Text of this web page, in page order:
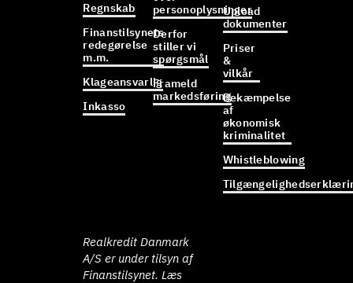
Regnskab
Finanstilsynets
redegørelse
m.m.
Klageansvarlig
Inkasso
personoplysninger
Derfor
stiller vi
spørgsmål
Frameld
markedsføring
Upload
dokumenter
Priser
&
vilkår
Bekæmpelse
af
økonomisk
kriminalitet
Whistleblowing
Realkredit Danmark
A/S er under tilsyn af
Finanstilsynet. Læs